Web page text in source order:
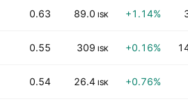
0.63 89.0 ISK +1.14%
0.55 309 ISK +0.16%
0.54 26.4 ISK +0.76%